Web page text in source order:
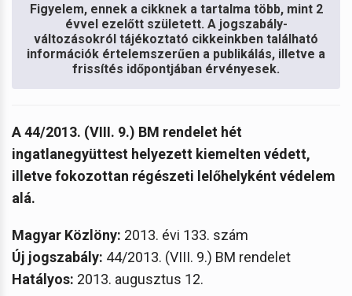
Figyelem, ennek a cikknek a tartalma több, mint 2
évvel ezelőtt született. A jogszabály-
változásokról tájékoztató cikkeinkben található
információk értelemszerűen a publikálás, illetve a
frissítés időpontjában érvényesek.
A 44/2013. (VIII. 9.) BM rendelet hét
ingatlanegyüttest helyezett kiemelten védett,
illetve fokozottan régészeti lelőhelyként védelem
alá.
Magyar Közlöny: 2013. évi 133. szám
Új jogszabály: 44/2013. (VIII. 9.) BM rendelet
Hatályos: 2013. augusztus 12.